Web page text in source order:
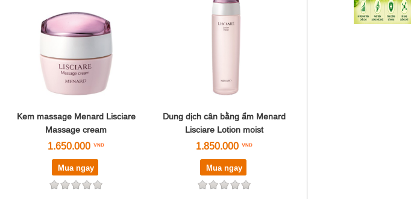
Kem massage Menard Lisciare
Massage cream
1.650.000
Mua ngay
Dung dịch cân bằng ẩm Menard
Lisciare Lotion moist
1.850.000
Mua ngay